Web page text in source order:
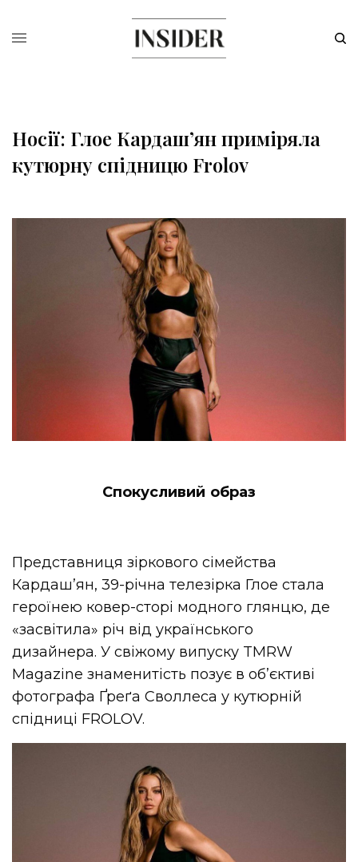
Носії: Глое Кардашʼян приміряла
кутюрну спідницю Frolov
Спокусливий образ
Представниця зіркового сімейства
Кардаш’ян, 39-річна телезірка Глое стала
героїнею ковер-сторі модного глянцю, де
«засвітила» річ від українського
дизайнера. У свіжому випуску TMRW
Magazine знаменитість позує в об’єктиві
фотографа Ґреґа Своллеса у кутюрній
спідниці FROLOV.